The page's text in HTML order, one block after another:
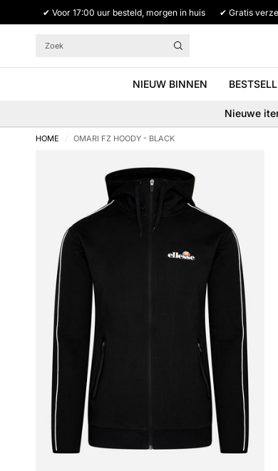
✔ Voor 17:00 uur besteld, morgen in huis ✔ Gratis
NIEUW BINNEN
Nieuwe
HOME / OMARI FZ HOODY - BLACK